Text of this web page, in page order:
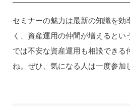
セミナーの魅力は最新の知識を効
く、資産運用の仲間が増えるとい
では不安な資産運用も相談できる
ね。ぜひ、気になる人は一度参加